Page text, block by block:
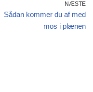
NÆSTE
Sådan kommer du af med
mos i plænen